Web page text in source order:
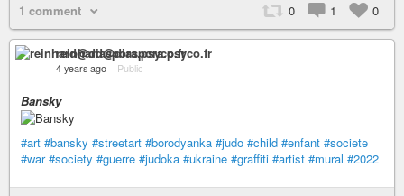
1 comment 0 1 0
reinhard@diaspora.psyco.fr
4 years ago – Public
Bansky
#art #bansky #streetart #borodyanka #judo #child #enfant #societe
#war #society #guerre #judoka #ukraine #graffiti #artist #mural #2022